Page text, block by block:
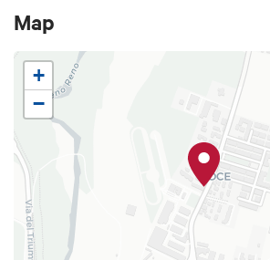
desserts
Map
+
−